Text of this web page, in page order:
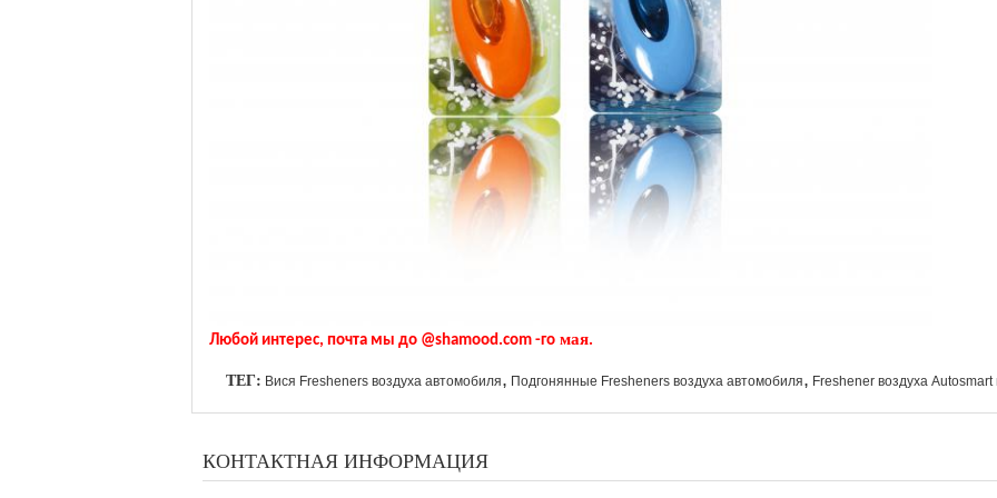
Любой интерес, почта мы до @shamood.com -го мая.
ТЕГ: Вися Fresheners воздуха автомобиля, Подгонянные Fresheners воздуха автомобиля, Freshener воздуха Autosmart
КОНТАКТНАЯ ИНФОРМАЦИЯ